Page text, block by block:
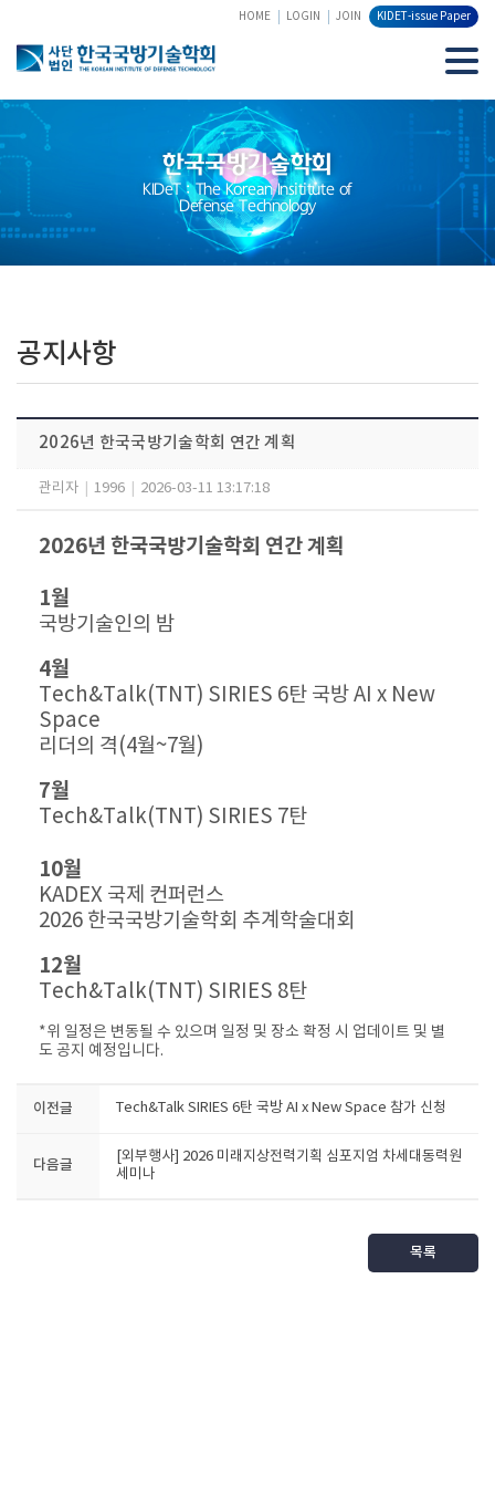
HOME LOGIN JOIN KIDET-issue Paper
한국국방기술학회
KIDeT : The Korean Insititute of
Defense Technology
공지사항
2026년 한국국방기술학회 연간 계획
관리자 1996 2026-03-11 13:17:18
2026년 한국국방기술학회 연간 계획
1월
국방기술인의 밤
4월
Tech&Talk(TNT) SIRIES 6탄 국방 AI x New
Space
리더의 격(4월~7월)
7월
Tech&Talk(TNT) SIRIES 7탄
10월
KADEX 국제 컨퍼런스
2026 한국국방기술학회 추계학술대회
12월
Tech&Talk(TNT) SIRIES 8탄
*위 일정은 변동될 수 있으며 일정 및 장소 확정 시 업데이트 및 별
도 공지 예정입니다.
이전글 Tech&Talk SIRIES 6탄 국방 AI x New Space 참가 신청
다음글
[외부행사] 2026 미래지상전력기획 심포지엄 차세대동력원
세미나
목록